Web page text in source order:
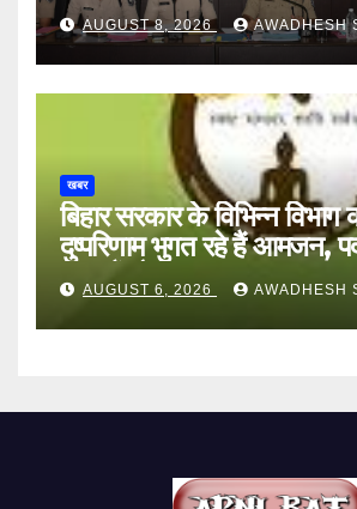
AUGUST 8, 2026 AWADHESH
खबर
बिहार सरकार के विभिन्न
दुष्परिणाम भुगत रहे हैं आमजन,
अन्य हैं मौन
AUGUST 6, 2026 AWADHESH